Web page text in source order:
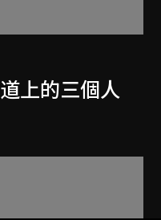
上的三個人